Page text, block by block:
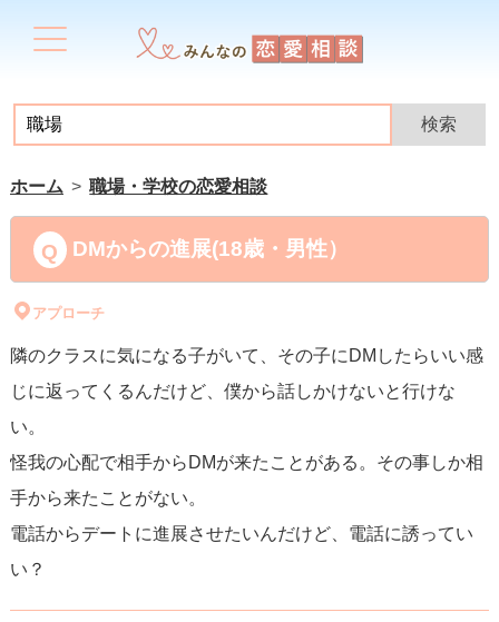
ホーム 職場・学校の恋愛相談
DMからの進展(18歳・男性）
アプローチ
隣のクラスに気になる子がいて、その子にDMしたらいい感
じに返ってくるんだけど、僕から話しかけないと行けな
い。
怪我の心配で相手からDMが来たことがある。その事しか相
手から来たことがない。
電話からデートに進展させたいんだけど、電話に誘ってい
い？